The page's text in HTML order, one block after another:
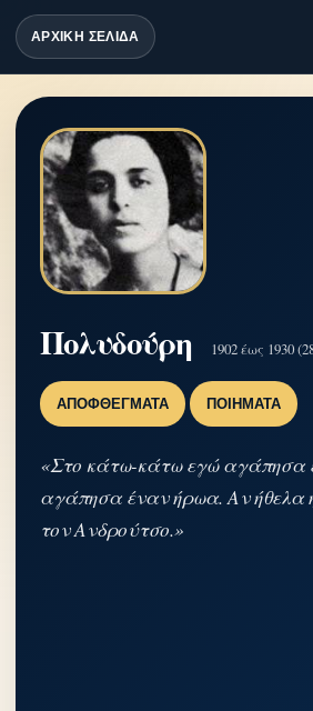
ΑΡΧΙΚΗ ΣΕΛΙΔΑ
Πολυδούρη 1902 έως 1930
ΑΠΟΦΘΈΓΜΑΤΑ ΠΟΙΉΜΑΤΑ
«Στο κάτω-κάτω εγώ αγάπησα
αγάπησα έναν ήρωα. Αν
τον Ανδρούτσο.»